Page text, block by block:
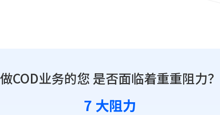
做COD业务的您 是否面临着重重阻力？
7 大阻力